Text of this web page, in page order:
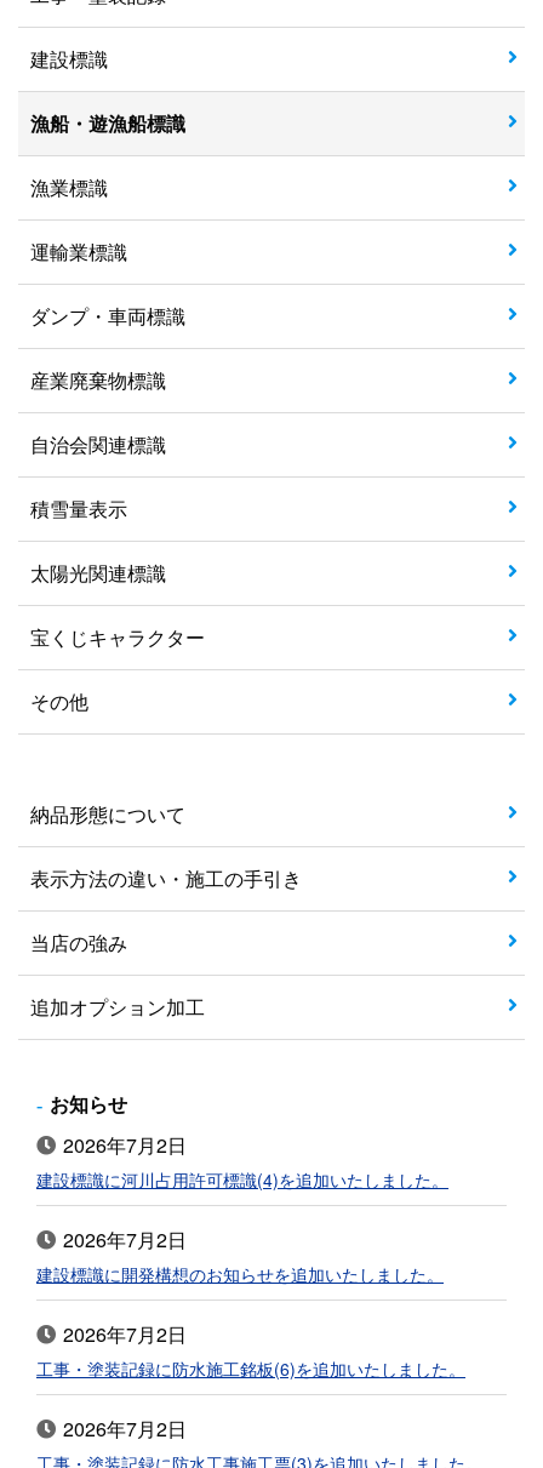
建設標識
漁船・遊漁船標識
漁業標識
運輸業標識
ダンプ・車両標識
産業廃棄物標識
自治会関連標識
積雪量表示
太陽光関連標識
宝くじキャラクター
その他
納品形態について
表示方法の違い・施工の手引き
当店の強み
追加オプション加工
お知らせ
2026年7月2日
建設標識に河川占用許可標識(4)を追加いたしました。
2026年7月2日
建設標識に開発構想のお知らせを追加いたしました。
2026年7月2日
工事・塗装記録に防水施工銘板(6)を追加いたしました。
2026年7月2日
工事・塗装記録に防水工事施工票(3)を追加いたしました。